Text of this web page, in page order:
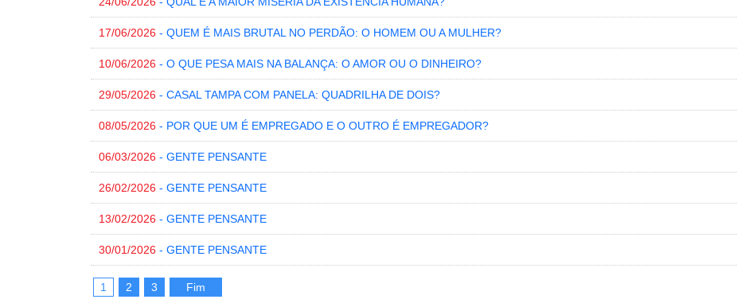
17/06/2026 - QUEM É MAIS BRUTAL NO PERDÃO: O HOMEM OU A MULHER?
10/06/2026 - O QUE PESA MAIS NA BALANÇA: O AMOR OU O DINHEIRO?
29/05/2026 - CASAL TAMPA COM PANELA: QUADRILHA DE DOIS?
08/05/2026 - POR QUE UM É EMPREGADO E O OUTRO É EMPREGADOR?
06/03/2026 - GENTE PENSANTE
26/02/2026 - GENTE PENSANTE
13/02/2026 - GENTE PENSANTE
30/01/2026 - GENTE PENSANTE
1 2 3 Fim